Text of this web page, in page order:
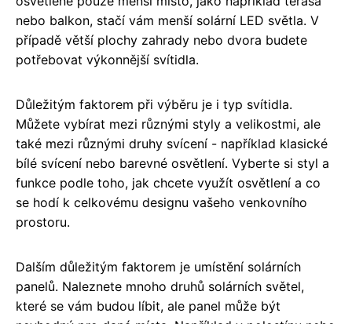
nebo balkon, stačí vám menší solární LED světla. V
případě větší plochy zahrady nebo dvora budete
potřebovat výkonnější svítidla.
Důležitým faktorem při výběru je i typ svítidla.
Můžete vybírat mezi různými styly a velikostmi, ale
také mezi různými druhy svícení - například klasické
bílé svícení nebo barevné osvětlení. Vyberte si styl a
funkce podle toho, jak chcete využít osvětlení a co
se hodí k celkovému designu vašeho venkovního
prostoru.
Dalším důležitým faktorem je umístění solárních
panelů. Naleznete mnoho druhů solárních světel,
které se vám budou líbit, ale panel může být